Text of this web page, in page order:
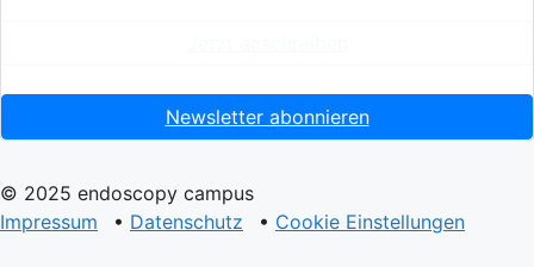
Newsletter abonnieren
© 2025 endoscopy campus
Impressum
• Datenschutz • Cookie Einstellungen